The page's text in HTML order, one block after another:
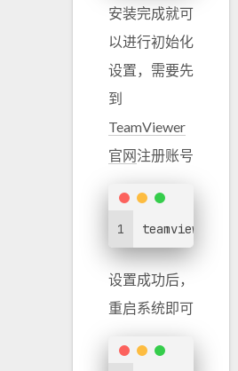
安装完成就可
以进行初始化
设置，需要先
到
TeamViewer
官网注册账号
1 teamviewer
设置成功后，
重启系统即可